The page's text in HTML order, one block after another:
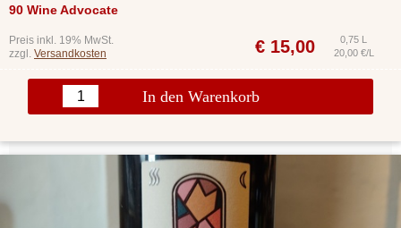
90 Wine Advocate
Preis inkl. 19% MwSt.
zzgl. Versandkosten € 15,00
0,75 L
20,00 €/L
In den Warenkorb